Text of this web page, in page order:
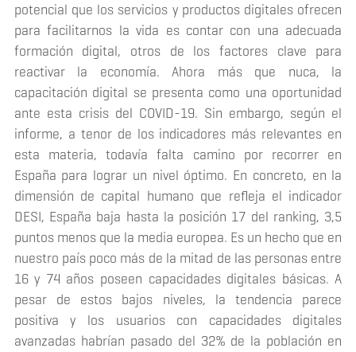
potencial que los servicios y productos digitales ofrecen
para facilitarnos la vida es contar con una adecuada
formación digital, otros de los factores clave para
reactivar la economía. Ahora más que nuca, la
capacitación digital se presenta como una oportunidad
ante esta crisis del COVID-19. Sin embargo, según el
informe, a tenor de los indicadores más relevantes en
esta materia, todavía falta camino por recorrer en
España para lograr un nivel óptimo. En concreto, en la
dimensión de capital humano que refleja el indicador
DESI, España baja hasta la posición 17 del ranking, 3,5
puntos menos que la media europea. Es un hecho que en
nuestro país poco más de la mitad de las personas entre
16 y 74 años poseen capacidades digitales básicas. A
pesar de estos bajos niveles, la tendencia parece
positiva y los usuarios con capacidades digitales
avanzadas habrían pasado del 32% de la población en